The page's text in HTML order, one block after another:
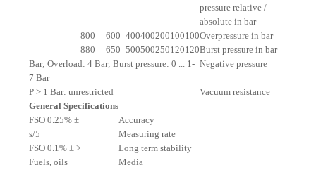
pressure relative /
absolute in bar
Overpressure in bar
100
100
200
400
400
600
800
Burst pressure in bar
120
120
250
500
500
650
880
Negative pressure
-1 ... 0 Bar; Overload: 4 Bar; Burst pressure:
7 Bar
Vacuum resistance
P > 1 Bar: unrestricted
General Specifications
Accuracy
± 0.25% FSO
Measuring rate
5/s
Long term stability
< ± 0.1% FSO
Media
Fuels, oils